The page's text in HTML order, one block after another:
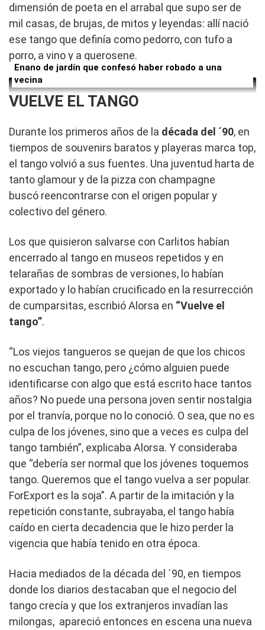
dimensión de poeta en el arrabal que supo ser de
mil casas, de brujas, de mitos y leyendas: allí nació
ese tango que definía como pedorro, con tufo a
porro, a vino y a querosene.
Enano de jardín que confesó haber robado a una
vecina
VUELVE EL TANGO
Durante los primeros años de la década del ´90, en
tiempos de souvenirs baratos y playeras marca top,
el tango volvió a sus fuentes. Una juventud harta de
tanto glamour y de la pizza con champagne
buscó reencontrarse con el origen popular y
colectivo del género.
Los que quisieron salvarse con Carlitos habían
encerrado al tango en museos repetidos y en
telarañas de sombras de versiones, lo habían
exportado y lo habían crucificado en la resurrección
de cumparsitas, escribió Alorsa en “Vuelve el
tango”.
“Los viejos tangueros se quejan de que los chicos
no escuchan tango, pero ¿cómo alguien puede
identificarse con algo que está escrito hace tantos
años? No puede una persona joven sentir nostalgia
por el tranvía, porque no lo conoció. O sea, que no es
culpa de los jóvenes, sino que a veces es culpa del
tango también”, explicaba Alorsa. Y consideraba
que “debería ser normal que los jóvenes toquemos
tango. Queremos que el tango vuelva a ser popular.
ForExport es la soja”. A partir de la imitación y la
repetición constante, subrayaba, el tango había
caído en cierta decadencia que le hizo perder la
vigencia que había tenido en otra época.
Hacia mediados de la década del ´90, en tiempos
donde los diarios destacaban que el negocio del
tango crecía y que los extranjeros invadían las
milongas, apareció entonces en escena una nueva